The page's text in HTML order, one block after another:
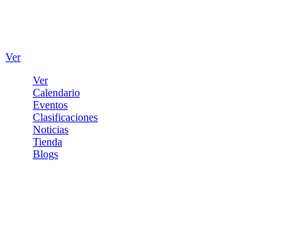
Ver
Ver
Calendario
Eventos
Clasificaciones
Noticias
Tienda
Blogs